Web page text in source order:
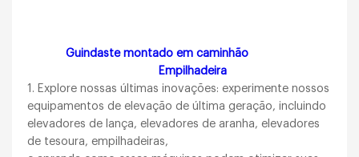
Guindaste montado em caminhão
Empilhadeira
1. Explore nossas últimas inovações: experimente nossos
equipamentos de elevação de última geração, incluindo
elevadores de lança, elevadores de aranha, elevadores
de tesoura, empilhadeiras,